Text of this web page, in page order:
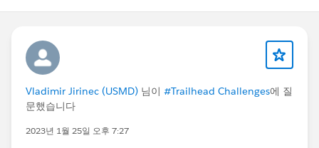
Vladimir Jirinec (USMD) 님이 #Trailhead Challenges에 질
문했습니다
2023년 1월 25일 오후 7:27